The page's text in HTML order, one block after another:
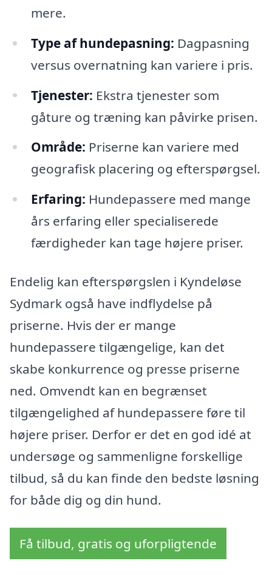
mere.
Type af hundepasning: Dagpasning
versus overnatning kan variere i pris.
Tjenester: Ekstra tjenester som
gåture og træning kan påvirke prisen.
Område: Priserne kan variere med
geografisk placering og efterspørgsel.
Erfaring: Hundepassere med mange
års erfaring eller specialiserede
færdigheder kan tage højere priser.
Endelig kan efterspørgslen i Kyndeløse
Sydmark også have indflydelse på
priserne. Hvis der er mange
hundepassere tilgængelige, kan det
skabe konkurrence og presse priserne
ned. Omvendt kan en begrænset
tilgængelighed af hundepassere føre til
højere priser. Derfor er det en god idé at
undersøge og sammenligne forskellige
tilbud, så du kan finde den bedste løsning
for både dig og din hund.
Få tilbud, gratis og uforpligtende